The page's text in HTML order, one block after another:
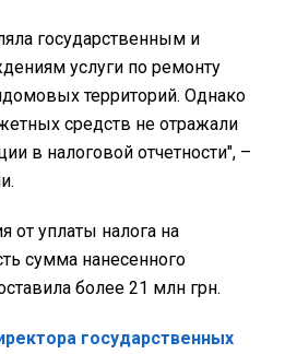
государственным и
услуги по ремонту
территорий. Однако
средств не отражали
в налоговой отчетности", –
от уплаты налога на
сумма нанесенного
более 21 млн грн.
государственных